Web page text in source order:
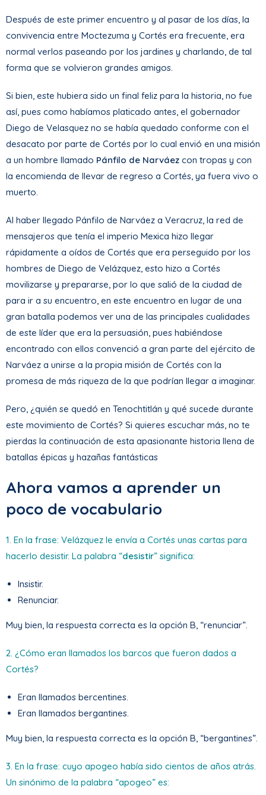
Después de este primer encuentro y al pasar de los días, la
convivencia entre Moctezuma y Cortés era frecuente, era
normal verlos paseando por los jardines y charlando, de tal
forma que se volvieron grandes amigos.
Si bien, este hubiera sido un final feliz para la historia, no fue
así, pues como habíamos platicado antes, el gobernador
Diego de Velasquez no se había quedado conforme con el
desacato por parte de Cortés por lo cual envió en una misión
a un hombre llamado Pánfilo de Narváez con tropas y con
la encomienda de llevar de regreso a Cortés, ya fuera vivo o
muerto.
Al haber llegado Pánfilo de Narváez a Veracruz, la red de
mensajeros que tenía el imperio Mexica hizo llegar
rápidamente a oídos de Cortés que era perseguido por los
hombres de Diego de Velázquez, esto hizo a Cortés
movilizarse y prepararse, por lo que salió de la ciudad de
para ir a su encuentro, en este encuentro en lugar de una
gran batalla podemos ver una de las principales cualidades
de este líder que era la persuasión, pues habiéndose
encontrado con ellos convenció a gran parte del ejército de
Narváez a unirse a la propia misión de Cortés con la
promesa de más riqueza de la que podrían llegar a imaginar.
Pero, ¿quién se quedó en Tenochtitlán y qué sucede durante
este movimiento de Cortés? Si quieres escuchar más, no te
pierdas la continuación de esta apasionante historia llena de
batallas épicas y hazañas fantásticas
Ahora vamos a aprender un
poco de vocabulario
1. En la frase: Velázquez le envía a Cortés unas cartas para
hacerlo desistir. La palabra “desistir” significa:
Insistir.
Renunciar.
Muy bien, la respuesta correcta es la opción B, “renunciar”.
2. ¿Cómo eran llamados los barcos que fueron dados a
Cortés?
Eran llamados bercentines.
Eran llamados bergantines.
Muy bien, la respuesta correcta es la opción B, “bergantines”.
3. En la frase: cuyo apogeo había sido cientos de años atrás.
Un sinónimo de la palabra “apogeo” es: